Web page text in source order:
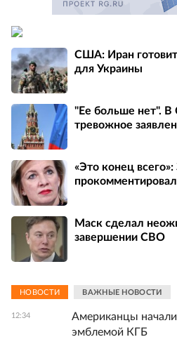
США: Иран
для Украины
"Ее больше нет".
тревожное
«Это конец всего»:
Маск сделал
завершении СВО
НОВОСТИ ВАЖНЫЕ НОВОСТИ
12:34
Американцы
эмблемой КГБ